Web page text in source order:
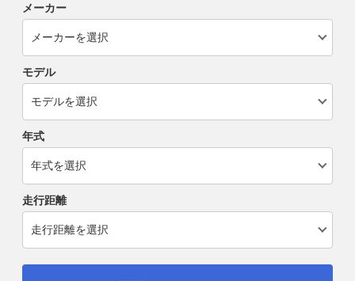
メーカー
モデル
年式
走行距離